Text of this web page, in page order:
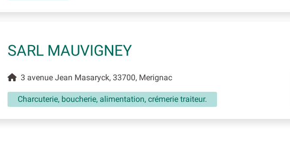
SARL MAUVIGNEY
3 avenue Jean Masaryck, 33700, Merignac
Charcuterie, boucherie, alimentation, crémerie traiteur.